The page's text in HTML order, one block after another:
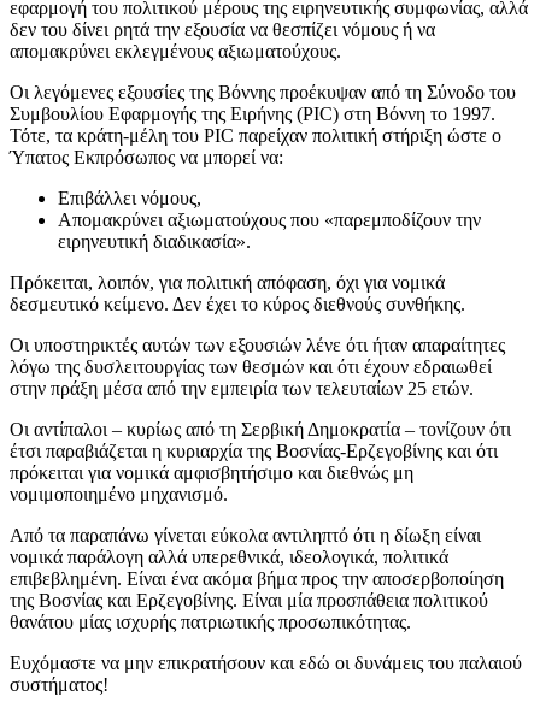
εφαρμογή του πολιτικού μέρους της ειρηνευτικής συμφωνίας, αλλά
δεν του δίνει ρητά την εξουσία να θεσπίζει νόμους ή να
απομακρύνει εκλεγμένους αξιωματούχους.
Οι λεγόμενες εξουσίες της Βόννης προέκυψαν από τη Σύνοδο του
Συμβουλίου Εφαρμογής της Ειρήνης (PIC) στη Βόννη το 1997.
Τότε, τα κράτη-μέλη του PIC παρείχαν πολιτική στήριξη ώστε ο
Ύπατος Εκπρόσωπος να μπορεί να:
Επιβάλλει νόμους,
Απομακρύνει αξιωματούχους που «παρεμποδίζουν την
ειρηνευτική διαδικασία».
Πρόκειται, λοιπόν, για πολιτική απόφαση, όχι για νομικά
δεσμευτικό κείμενο. Δεν έχει το κύρος διεθνούς συνθήκης.
Οι υποστηρικτές αυτών των εξουσιών λένε ότι ήταν απαραίτητες
λόγω της δυσλειτουργίας των θεσμών και ότι έχουν εδραιωθεί
στην πράξη μέσα από την εμπειρία των τελευταίων 25 ετών.
Οι αντίπαλοι – κυρίως από τη Σερβική Δημοκρατία – τονίζουν ότι
έτσι παραβιάζεται η κυριαρχία της Βοσνίας-Ερζεγοβίνης και ότι
πρόκειται για νομικά αμφισβητήσιμο και διεθνώς μη
νομιμοποιημένο μηχανισμό.
Από τα παραπάνω γίνεται εύκολα αντιληπτό ότι η δίωξη είναι
νομικά παράλογη αλλά υπερεθνικά, ιδεολογικά, πολιτικά
επιβεβλημένη. Είναι ένα ακόμα βήμα προς την αποσερβοποίηση
της Βοσνίας και Ερζεγοβίνης. Είναι μία προσπάθεια πολιτικού
θανάτου μίας ισχυρής πατριωτικής προσωπικότητας.
Ευχόμαστε να μην επικρατήσουν και εδώ οι δυνάμεις του παλαιού
συστήματος!